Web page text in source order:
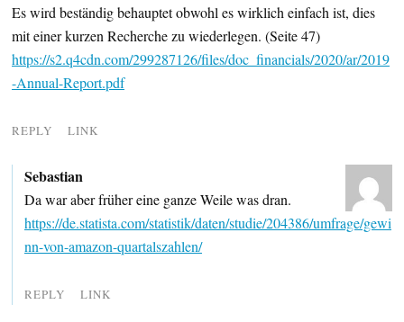
Es wird beständig behauptet obwohl es wirklich einfach ist, dies
mit einer kurzen Recherche zu wiederlegen. (Seite 47)
https://s2.q4cdn.com/299287126/files/doc_financials/2020/ar/2019
-Annual-Report.pdf
REPLY LINK
Sebastian
Da war aber früher eine ganze Weile was dran.
https://de.statista.com/statistik/daten/studie/204386/umfrage/gewi
nn-von-amazon-quartalszahlen/
REPLY LINK